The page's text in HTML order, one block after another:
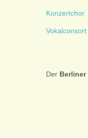
Konzertchor
Vokalconsort
Der Berliner